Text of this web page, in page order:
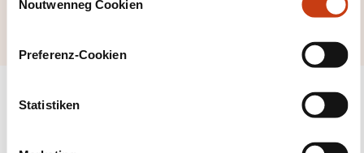
Noutwenneg Cookien
Preferenz-Cookien
Statistiken
Immobilien